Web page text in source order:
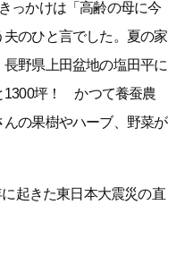
っかけは「高齢の母に今
のひと言でした。夏の家
野県上田盆地の塩田平に
1300坪！ かつて養蚕農
の果樹やハーブ、野菜が
起きた東日本大震災の直